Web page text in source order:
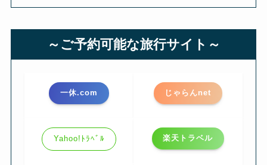
～ご予約可能な旅行サイト～
一休.com じゃらんnet
Yahoo!ﾄﾗﾍﾞﾙ 楽天トラベル